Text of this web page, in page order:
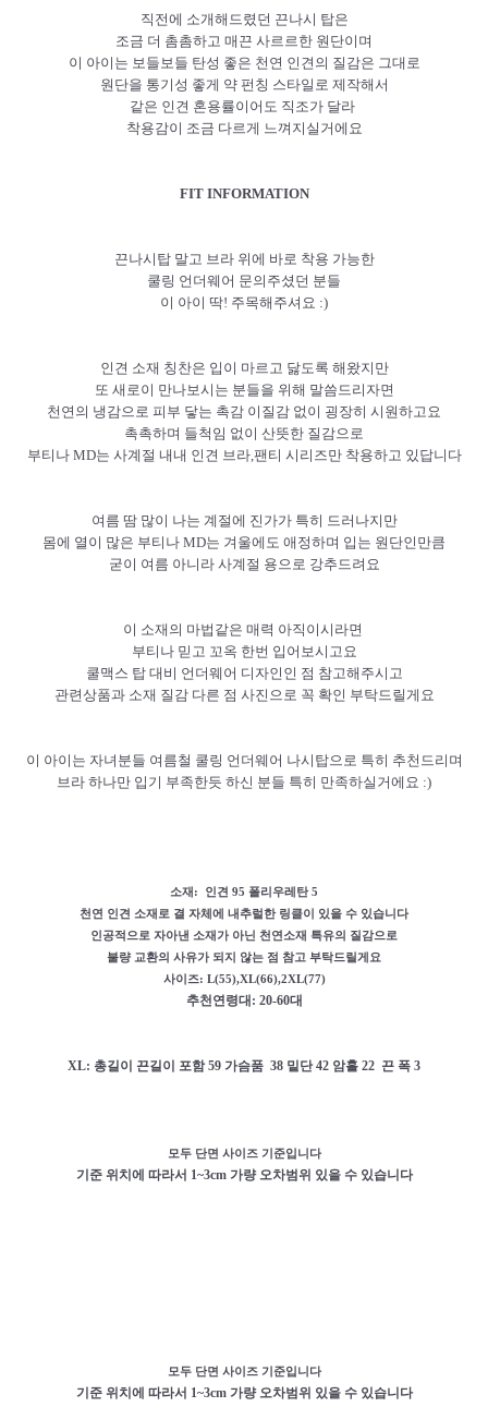
직전에 소개해드렸던 끈나시 탑은
조금 더 촘촘하고 매끈 사르르한 원단이며
이 아이는 보들보들 탄성 좋은 천연 인견의 질감은 그대로
원단을 통기성 좋게 약 펀칭 스타일로 제작해서
같은 인견 혼용률이어도 직조가 달라
착용감이 조금 다르게 느껴지실거에요
FIT INFORMATION
끈나시탑 말고 브라 위에 바로 착용 가능한
쿨링 언더웨어 문의주셨던 분들
이 아이 딱! 주목해주셔요 :)
인견 소재 칭찬은 입이 마르고 닳도록 해왔지만
또 새로이 만나보시는 분들을 위해 말씀드리자면
천연의 냉감으로 피부 닿는 촉감 이질감 없이 굉장히 시원하고요
촉촉하며 들척임 없이 산뜻한 질감으로
부티나 MD는 사계절 내내 인견 브라,팬티 시리즈만 착용하고 있답니다
여름 땀 많이 나는 계절에 진가가 특히 드러나지만
몸에 열이 많은 부티나 MD는 겨울에도 애정하며 입는 원단인만큼
굳이 여름 아니라 사계절 용으로 강추드려요
이 소재의 마법같은 매력 아직이시라면
부티나 믿고 꼬옥 한번 입어보시고요
쿨맥스 탑 대비 언더웨어 디자인인 점 참고해주시고
관련상품과 소재 질감 다른 점 사진으로 꼭 확인 부탁드릴게요
이 아이는 자녀분들 여름철 쿨링 언더웨어 나시탑으로 특히 추천드리며
브라 하나만 입기 부족한듯 하신 분들 특히 만족하실거에요 :)
소재: 인견 95 폴리우레탄 5
천연 인견 소재로 결 자체에 내추럴한 링클이 있을 수 있습니다
인공적으로 자아낸 소재가 아닌 천연소재 특유의 질감으로
불량 교환의 사유가 되지 않는 점 참고 부탁드릴게요
사이즈: L(55),XL(66),2XL(77)
추천연령대: 20-60대
XL: 총길이 끈길이 포함 59 가슴품 38 밑단 42 암홀 22 끈 폭 3
모두 단면 사이즈 기준입니다
기준 위치에 따라서 1~3cm 가량 오차범위 있을 수 있습니다
모두 단면 사이즈 기준입니다
기준 위치에 따라서 1~3cm 가량 오차범위 있을 수 있습니다